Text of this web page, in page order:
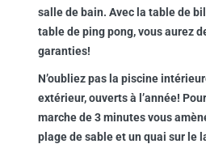
salle de bain. Avec la table de
table de ping pong, vous aurez
garanties!
N’oubliez pas la piscine
extérieur, ouverts à l’année!
marche de 3 minutes vous
plage de sable et un quai sur le